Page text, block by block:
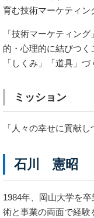
育む技術マーケティン
「技術マーケティン
的・心理的に結びつ
「しくみ」「道具」
ミッション
「人々の幸せに貢献
石川 憲昭
1984年、岡山大学を
術と事業の両面で経験